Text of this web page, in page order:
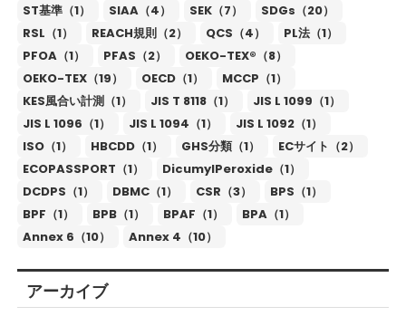
ST基準（1）
SIAA（4） SEK（7）
SDGs（20）
RSL（1）
REACH規則（2） QCS（4）
PL法（1）
PFOA（1）
PFAS（2）
OEKO-TEX®（8）
OEKO-TEX（19）
OECD（1）
MCCP（1）
KES風合い計測（1）
JIS T 8118（1）
JIS L 1099（1）
JIS L 1096（1）
JIS L 1094（1）
JIS L 1092（1）
ISO（1）
HBCDD（1） GHS分類（1）
ECサイト（2）
ECOPASSPORT（1）
DicumylPeroxide（1）
DCDPS（1）
DBMC（1） CSR（3）
BPS（1）
BPF（1）
BPB（1） BPAF（1）
BPA（1）
Annex 6（10）
Annex 4（10）
アーカイブ